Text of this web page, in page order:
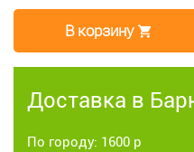
В корзину
Доставка в
По городу: 1600 р